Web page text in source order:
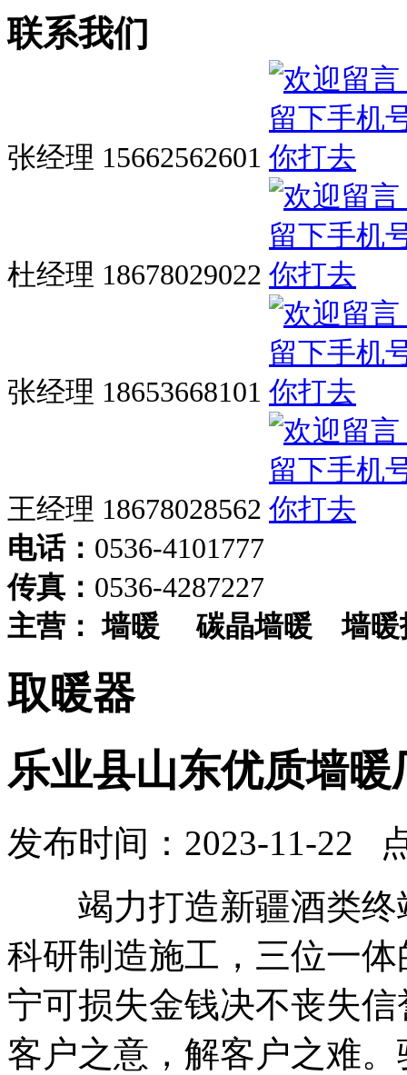
联系我们
张经理 15662562601
杜经理 18678029022
张经理 18653668101
王经理 18678028562
电话： 0536-4101777
传真： 0536-4287227
主营： 墙暖碳晶墙暖墙暖
取暖器
乐业县山东优质墙暖
发布时间：2023-11-22
竭力打造新疆酒类终
科研制造施工，三位一
宁可损失金钱决不丧失
客户之意，解客户之难